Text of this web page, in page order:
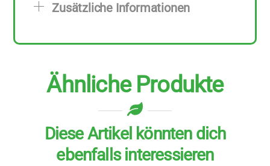
MengeZusätzliche Informationen
Ähnliche Produkte
Diese Artikel könnten dich
ebenfalls interessieren